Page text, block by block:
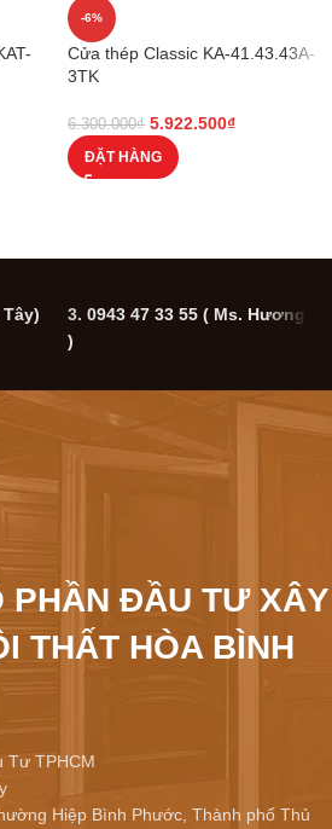
-6%
Cửa thép Classic KA-41.43.43A-
3TK
6.300.000₫ 5.922.500₫
ĐẶT HÀNG
3. 0943 47 33 55 ( Ms. Hương
)
PHẦN ĐẦU TƯ XÂY
THẤT HÒA BÌNH
Tư TPHCM
Hiệp Bình Phước, Thành phố Thủ